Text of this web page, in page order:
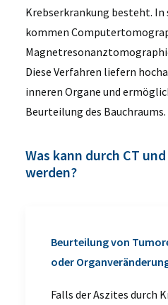
Krebserkrankung besteht. In
kommen
Diese Verfahren liefern
inneren Organe und
Beurteilung des Bauchraums.
Was kann durch CT
werden?
Beurteilung von
oder
Falls der Aszites durch